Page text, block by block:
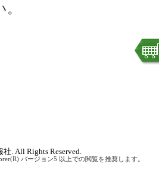
。
. All Rights Reserved.
バージョン5 以上での閲覧を推奨します。